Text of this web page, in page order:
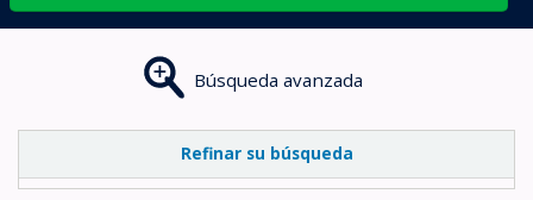
Búsqueda avanzada
Refinar su búsqueda